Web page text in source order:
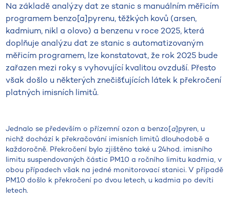
Na základě analýzy dat ze stanic s manuálním měřicím
programem benzo[a]pyrenu, těžkých kovů (arsen,
kadmium, nikl a olovo) a benzenu v roce 2025, která
doplňuje analýzu dat ze stanic s automatizovaným
měřicím programem, lze konstatovat, že rok 2025 bude
zařazen mezi roky s vyhovující kvalitou ovzduší. Přesto
však došlo u některých znečišťujících látek k překročení
platných imisních limitů.
Jednalo se především o přízemní ozon a benzo[a]pyren, u
nichž dochází k překračování imisních limitů dlouhodobě a
každoročně. Překročení bylo zjištěno také u 24hod. imisního
limitu suspendovaných částic PM10 a ročního limitu kadmia, v
obou případech však na jedné monitorovací stanici. V případě
PM10 došlo k překročení po dvou letech, u kadmia po devíti
letech.